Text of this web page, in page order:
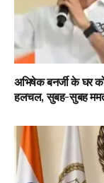
अभिषेक बनर्जी के घर
हलचल, सुबह-सुबह